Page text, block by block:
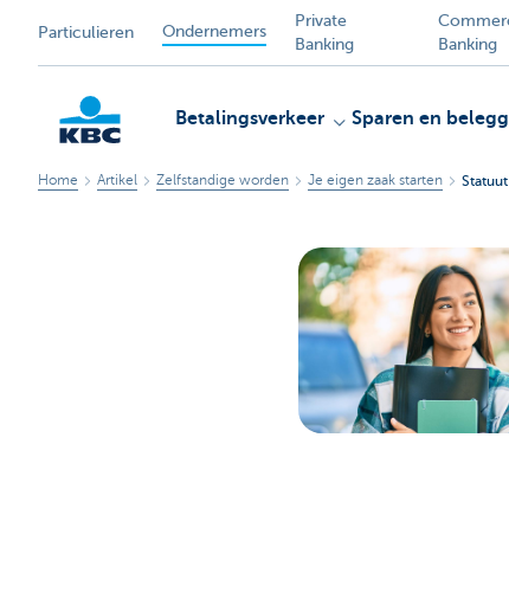
Particulieren Ondernemers
Private
Banking
Banking
Betalingsverkeer Sparen en
Home Artikel Zelfstandige worden Je eigen zaak starten